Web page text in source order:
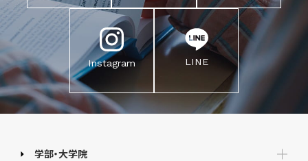
Instagram LINE
学部・大学院